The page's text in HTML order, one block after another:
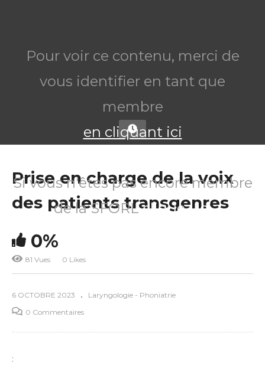
Pour voir ce contenu, merci de
vous identifier en tant que
membre
en cliquant ici
Si vous n'êtes pas encore membre
de la SFORLcliquez ici
Prise en charge de la voix
des patients transgenres
0%
81 Vues 0 Likes
6 OCTOBRE 2023
Laryngologie - Phoniatrie
0 Commentaires
: